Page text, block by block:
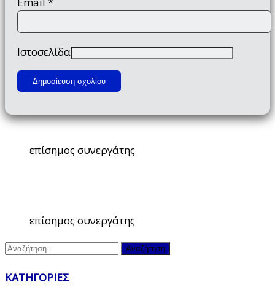
Ιστοσελίδα
επίσημος συνεργάτης
επίσημος συνεργάτης
Αναζήτηση
ΚΑΤΗΓΟΡΙΕΣ